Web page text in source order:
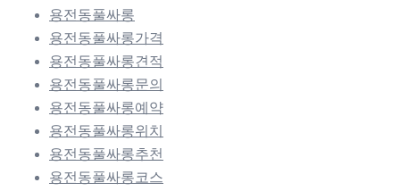
용전동풀싸롱
용전동풀싸롱가격
용전동풀싸롱견적
용전동풀싸롱문의
용전동풀싸롱예약
용전동풀싸롱위치
용전동풀싸롱추천
용전동풀싸롱코스